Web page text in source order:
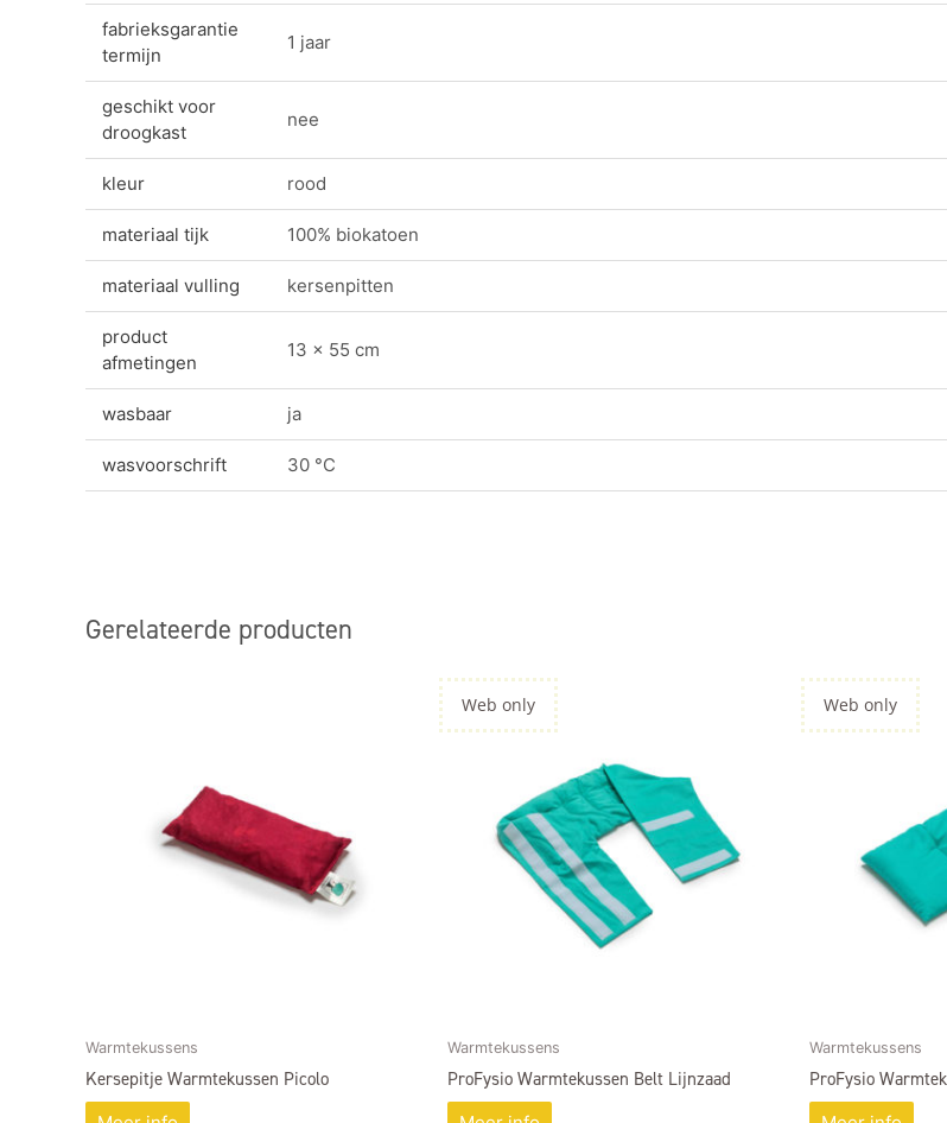
fabrieksgarantie
termijn
1 jaar
geschikt voor
droogkast
nee
kleur rood
materiaal tijk 100% biokatoen
materiaal vulling kersenpitten
product
afmetingen
13 x 55 cm
wasbaar ja
wasvoorschrift 30 °C
Gerelateerde producten
Warmtekussens
Kersepitje Warmtekussen Picolo
Web only
Warmtekussens
ProFysio Warmtekussen Belt Lijnzaad
Web only
Warmtekussens
ProFysio